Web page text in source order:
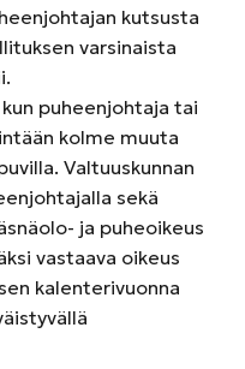
kutsusta
varsinaista
puheenjohtaja tai
kolme muuta
Valtuuskunnan
sekä
ja puheoikeus
vastaava oikeus
kalenterivuonna